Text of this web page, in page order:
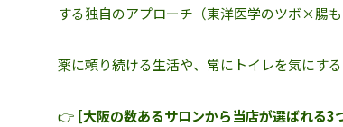
する独自のアプローチ（東洋医学のツボ×腸
薬に頼り続ける生活や、常にトイレを気にす
👉 [大阪の数あるサロンから当店が選ばれる3